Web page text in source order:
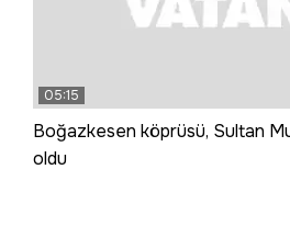
05:15
Boğazkesen köprüsü, Sultan
oldu